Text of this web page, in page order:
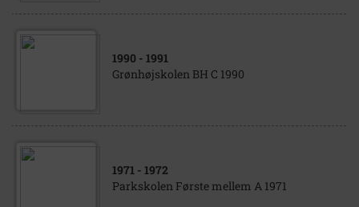
1990 - 1991
Grønhøjskolen BH C 1990
1971 - 1972
Parkskolen Første mellem A 1971